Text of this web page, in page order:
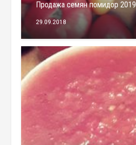
Продажа семян помидор 2019
29.09.2018